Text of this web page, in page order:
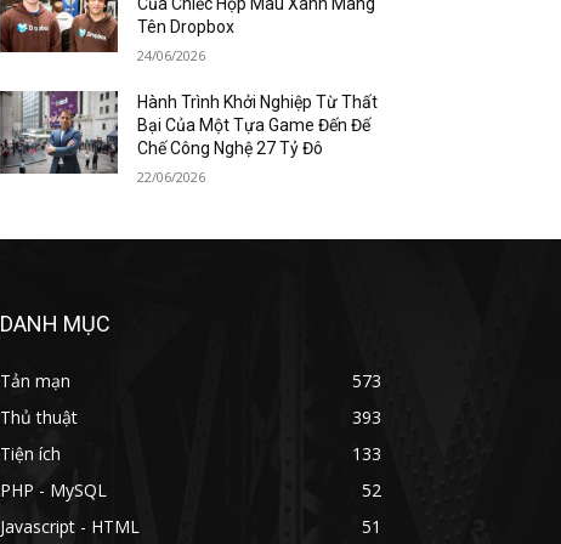
Tên Dropbox
24/06/2026
Hành Trình Khởi Nghiệp Từ Thất
Bại Của Một Tựa Game Đến Đế
Chế Công Nghệ 27 Tỷ Đô
22/06/2026
DANH MỤC
Tản mạn
573
Thủ thuật
393
Tiện ích
133
PHP - MySQL
52
Javascript - HTML
51